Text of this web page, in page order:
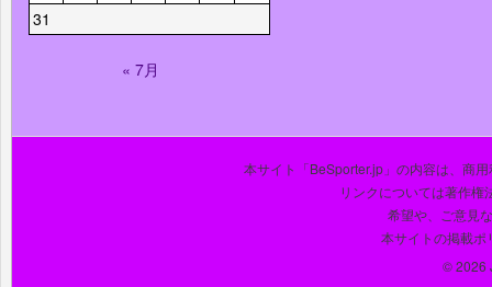
31
« 7月
本サイト「BeSporter.jp」の内容は、商
リンクについては著作権
希望や、ご意見
本サイトの掲載ポ
© 2026